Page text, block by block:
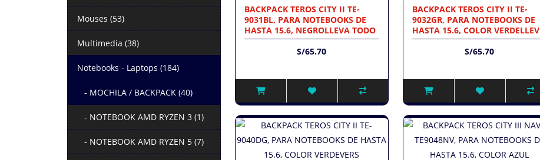
Mouses (53)
Multimedia (38)
Notebooks - Laptops (184)
- MOCHILA / BACKPACK (40)
- NOTEBOOK AMD RYZEN 3 (1)
- NOTEBOOK AMD RYZEN 5 (7)
BACKPACK TEROS CITY II TE-
9031BL, PARA NOTEBOOKS DE
HASTA 15.6, NEGROLLEVA TODO
S/65.70
BACKPACK TEROS CITY II TE-
9032GR, PARA NOTEBOOKS DE
HASTA 15.6, COLOR VERDELLEV
S/65.70